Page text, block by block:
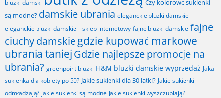
bluzki damski
Czy kolorowe sukienki
są modne? damskie ubrania eleganckie bluzki damskie
eleganckie bluzki damskie – sklep internetowy fajne bluzki damskie fajne
ciuchy damskiegdzie kupować markowe
ubrania taniej Gdzie najlepsze promocje na
ubrania? greenpoint bluzki H&M bluzki damskie wyprzedaż Jaka
sukienka dla kobiety po 50? Jakie sukienki dla 30 latki? Jakie sukienki
odmładzają? jakie sukienki są modne Jakie sukienki wyszczuplają?